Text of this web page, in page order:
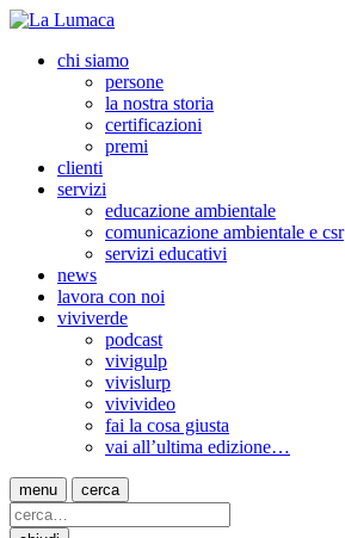
chi siamo
persone
la nostra storia
certificazioni
premi
clienti
servizi
educazione ambientale
comunicazione ambientale e csr
servizi educativi
news
lavora con noi
viviverde
podcast
vivigulp
vivislurp
vivivideo
fai la cosa giusta
vai all’ultima edizione…
menu cerca